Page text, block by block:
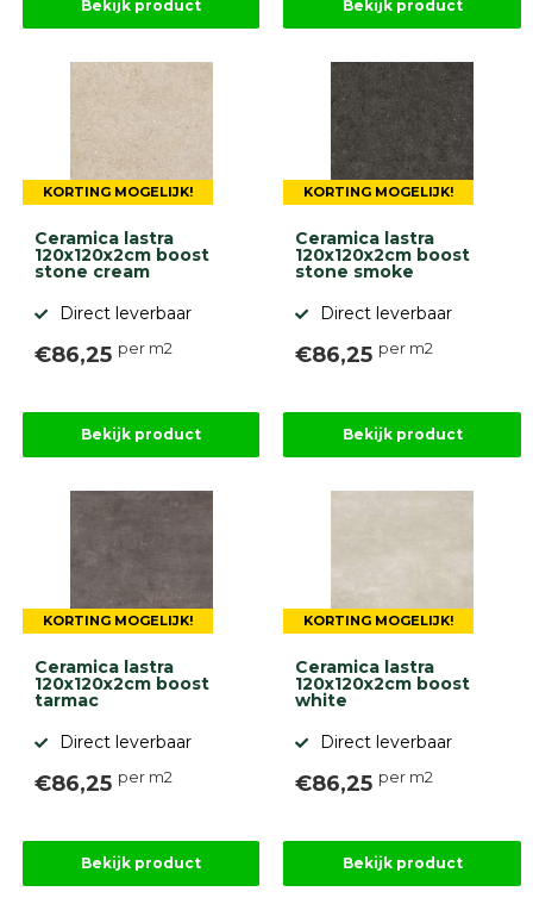
gebaseerd
946
ervaringen
Bekijk product Bekijk product
KORTING MOGELIJK!
Ceramica lastra
120x120x2cm boost
stone cream
Direct leverbaar
€86,25 per m2
Bekijk product
KORTING MOGELIJK!
Ceramica lastra
120x120x2cm boost
stone smoke
Direct leverbaar
€86,25 per m2
Bekijk product
KORTING MOGELIJK!
Ceramica lastra
120x120x2cm boost
tarmac
Direct leverbaar
€86,25 per m2
Bekijk product
KORTING MOGELIJK!
Ceramica lastra
120x120x2cm boost
white
Direct leverbaar
€86,25 per m2
Bekijk product